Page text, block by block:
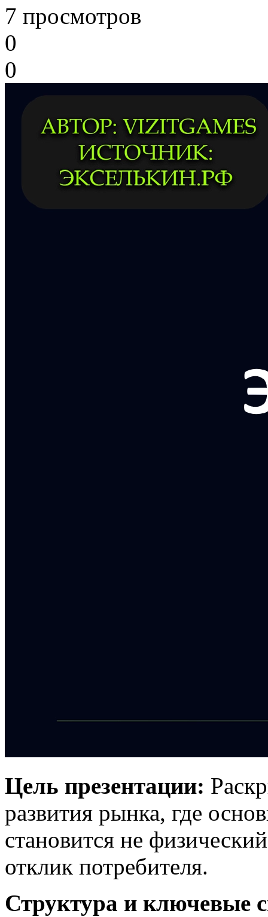
7 просмотров
0
0
Цель презентации:
развития рынка, где
становится не
отклик потребителя.
Структура и ключевые